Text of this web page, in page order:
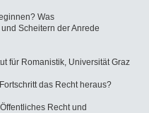
Was
Scheitern der Anrede
für Romanistik, Universität Graz
das Recht heraus?
Recht und